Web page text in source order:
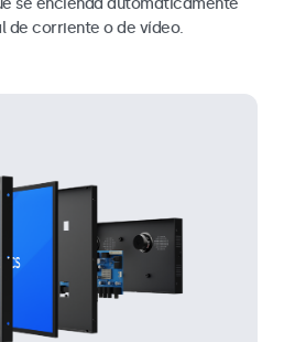
de corriente o de vídeo.